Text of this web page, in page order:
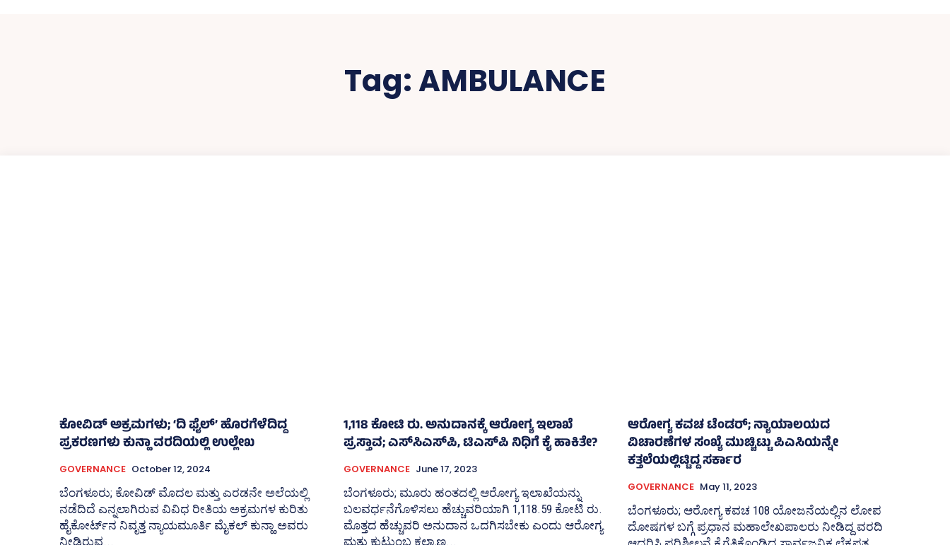
Tag:AMBULANCE
ಕೋವಿಡ್‌ ಅಕ್ರಮಗಳು; ‘ದಿ ಫೈಲ್‌’ ಹೊರಗೆಳೆದಿದ್ದ
ಪ್ರಕರಣಗಳು ಕುನ್ಹಾ ವರದಿಯಲ್ಲಿ ಉಲ್ಲೇಖ
GOVERNANCE October 12, 2024
ಬೆಂಗಳೂರು; ಕೋವಿಡ್‌ ಮೊದಲ ಮತ್ತು ಎರಡನೇ ಅಲೆಯಲ್ಲಿ
ನಡೆದಿದೆ ಎನ್ನಲಾಗಿರುವ ವಿವಿಧ ರೀತಿಯ ಅಕ್ರಮಗಳ ಕುರಿತು
ಹೈಕೋರ್ಟ್‌ನ ನಿವೃತ್ತ ನ್ಯಾಯಮೂರ್ತಿ ಮೈಕಲ್ ಕುನ್ಹಾ ಅವರು
ನೀಡಿರುವ...
1,118 ಕೋಟಿ ರು. ಅನುದಾನಕ್ಕೆ ಆರೋಗ್ಯ ಇಲಾಖೆ
ಪ್ರಸ್ತಾವ; ಎಸ್‌ಸಿಎಸ್‌ಪಿ, ಟಿಎಸ್‌ಪಿ ನಿಧಿಗೆ ಕೈ ಹಾಕಿತೇ?
GOVERNANCE June 17, 2023
ಬೆಂಗಳೂರು; ಮೂರು ಹಂತದಲ್ಲಿ ಆರೋಗ್ಯ ಇಲಾಖೆಯನ್ನು
ಬಲವರ್ಧನೆಗೊಳಿಸಲು ಹೆಚ್ಚುವರಿಯಾಗಿ 1,118.59 ಕೋಟಿ ರು.
ಮೊತ್ತದ ಹೆಚ್ಚುವರಿ ಅನುದಾನ ಒದಗಿಸಬೇಕು ಎಂದು ಆರೋಗ್ಯ
ಮತ್ತು ಕುಟುಂಬ ಕಲ್ಯಾಣ...
ಆರೋಗ್ಯ ಕವಚ ಟೆಂಡರ್‌; ನ್ಯಾಯಾಲಯದ
ವಿಚಾರಣೆಗಳ ಸಂಖ್ಯೆ ಮುಚ್ಚಿಟ್ಟು ಪಿಎಸಿಯನ್ನೇ
ಕತ್ತಲೆಯಲ್ಲಿಟ್ಟಿದ್ದ ಸರ್ಕಾರ
GOVERNANCE May 11, 2023
ಬೆಂಗಳೂರು; ಆರೋಗ್ಯ ಕವಚ 108 ಯೋಜನೆಯಲ್ಲಿನ ಲೋಪ
ದೋಷಗಳ ಬಗ್ಗೆ ಪ್ರಧಾನ ಮಹಾಲೇಖಪಾಲರು ನೀಡಿದ್ದ ವರದಿ